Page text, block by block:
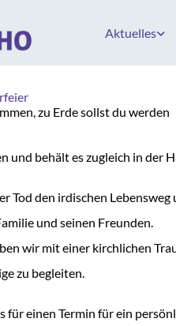
Aktuelles
zu Erde sollst du werden
und behält es zugleich in der
Tod den irdischen
und seinen Freunden.
wir mit einer kirchlichen
zu begleiten.
für einen Termin für ein